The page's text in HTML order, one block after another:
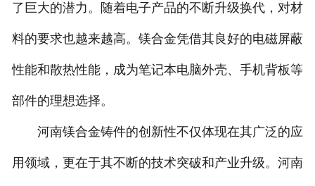
了巨大的潜力。随着电子产品的不断升级换代，对材
料的要求也越来越高。镁合金凭借其良好的电磁屏蔽
性能和散热性能，成为笔记本电脑外壳、手机背板等
部件的理想选择。
河南镁合金铸件的创新性不仅体现在其广泛的应
用领域，更在于其不断的技术突破和产业升级。河南